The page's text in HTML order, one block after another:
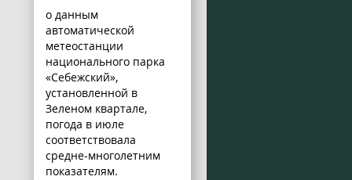
о данным
автоматической
метеостанции
национального парка
«Себежский»,
установленной в
Зеленом квартале,
погода в июле
соответствовала
средне-многолетним
показателям.